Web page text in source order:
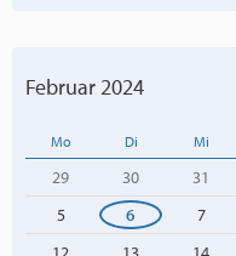
Februar 2024
Mo Di Mi
29 30 31
5
6 7